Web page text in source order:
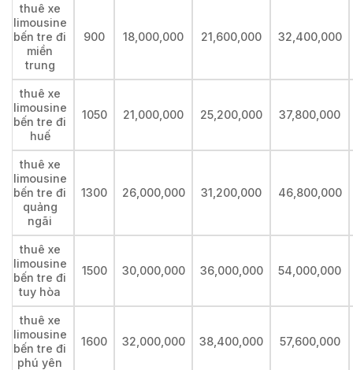
thuê xe
limousine
bến tre đi
miền
trung
900 18,000,000 21,600,000 32,400,000
thuê xe
limousine
bến tre đi
huế
1050 21,000,000 25,200,000 37,800,000
thuê xe
limousine
bến tre đi
quảng
ngãi
1300 26,000,000 31,200,000 46,800,000
thuê xe
limousine
bến tre đi
tuy hòa
1500 30,000,000 36,000,000 54,000,000
thuê xe
limousine
bến tre đi
phú yên
1600 32,000,000 38,400,000 57,600,000